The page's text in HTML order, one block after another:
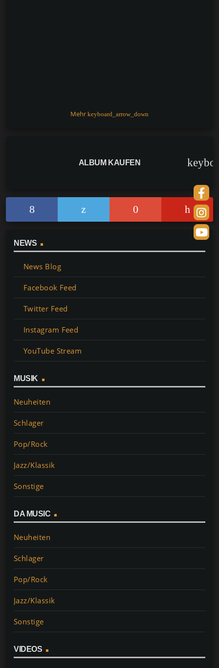
Mehr keyboard_arrow_down
ALBUM KAUFEN
NEWS
News Blog
Facebook Feed
Twitter Feed
Instagram Feed
YouTube Stream
MUSIK
Neuheiten
Schlager
Pop/Rock
Jazz/Klassik
Sonstige
DA MUSIC
Neuheiten
Schlager
Pop/Rock
Jazz/Klassik
Sonstige
VIDEOS